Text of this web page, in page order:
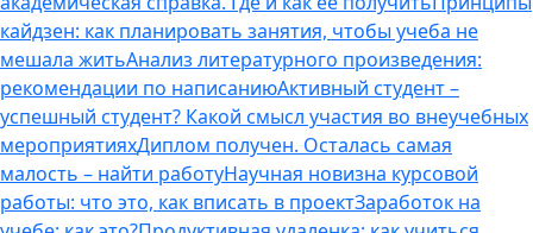
кайдзен: как планировать занятия, чтобы учеба не
мешала житьАнализ литературного произведения:
рекомендации по написаниюАктивный студент –
успешный студент? Какой смысл участия во внеучебных
мероприятияхДиплом получен. Осталась самая
малость – найти работуНаучная новизна курсовой
работы: что это, как вписать в проектЗаработок на